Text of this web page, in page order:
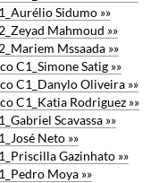
Sidumo »»
Mahmoud »»
Mssaada »»
C1_Simone Satig »»
C1_Danylo Oliveira »»
C1_Katia Rodriguez »»
Scavassa »»
Neto »»
Gazinhato »»
Moya »»